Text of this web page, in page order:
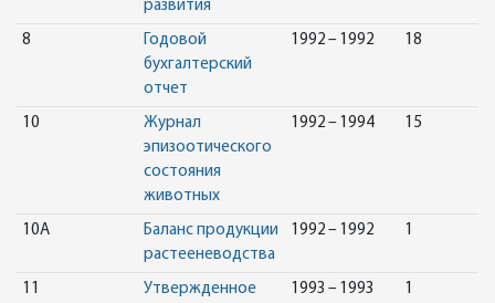
развития
8
Годовой
бухгалтерский
отчет
1992 – 1992 18
10
Журнал
эпизоотического
состояния
животных
1992 – 1994 15
10А
Баланс продукции
растееневодства
1992 – 1992 1
11
Утвержденное
1993 – 1993 1